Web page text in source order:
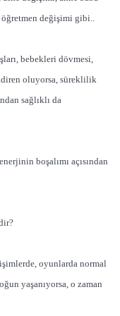
değişimi gibi..
bebekleri dövmesi,
oluyorsa, süreklilik
sağlıklı da
boşalımı açısından
oyunlarda normal
yaşanıyorsa, o zaman